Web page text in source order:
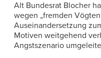
Alt Bundesrat Blocher
wegen „fremden
Auseinandersetzung
Motiven weitgehend
Angstszenario